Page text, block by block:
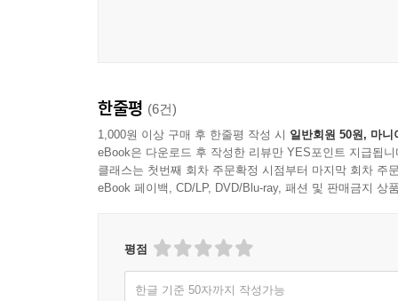
한줄평 (6건)
1,000원 이상 구매 후 한줄평 작성 시 일반회원 50원, 마니
eBook은 다운로드 후 작성한 리뷰만 YES포인트 지급됩니
클래스는 첫번째 회차 주문확정 시점부터 마지막 회차 주
eBook 페이백, CD/LP, DVD/Blu-ray, 패션 및 판매금지 상
평점
한글 기준 50자까지 작성가능